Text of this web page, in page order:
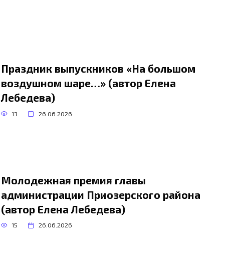
Праздник выпускников «На большом
воздушном шаре…» (автор Елена
Лебедева)
13 26.06.2026
Молодежная премия главы
администрации Приозерского района
(автор Елена Лебедева)
15 26.06.2026